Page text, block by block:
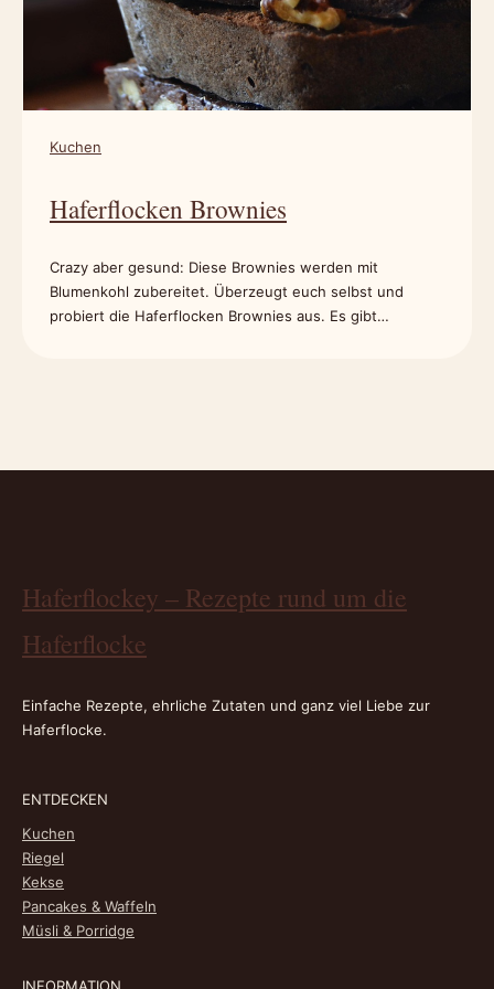
Kuchen
Haferflocken Brownies
Crazy aber gesund: Diese Brownies werden mit
Blumenkohl zubereitet. Überzeugt euch selbst und
probiert die Haferflocken Brownies aus. Es gibt…
Haferflockey – Rezepte rund um die
Haferflocke
Einfache Rezepte, ehrliche Zutaten und ganz viel Liebe zur
Haferflocke.
ENTDECKEN
Kuchen
Riegel
Kekse
Pancakes & Waffeln
Müsli & Porridge